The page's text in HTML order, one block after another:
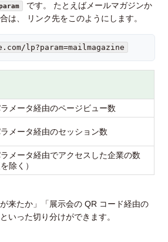
です。 たとえばメールマガジンか
は、 リンク先をこのようにします。
lp?param=mailmagazine
メータ経由のページビュー数
メータ経由のセッション数
メータ経由でアクセスした企業の数
除く）
来たか」「展示会の QR コード経由の
いった切り分けができます。